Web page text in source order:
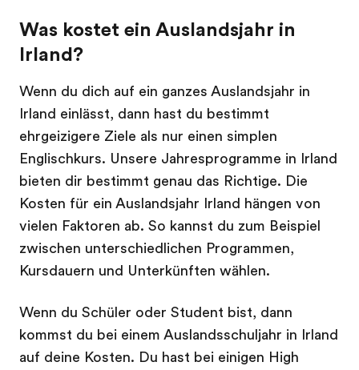
Was kostet ein Auslandsjahr in
Irland?
Wenn du dich auf ein ganzes Auslandsjahr in
Irland einlässt, dann hast du bestimmt
ehrgeizigere Ziele als nur einen simplen
Englischkurs. Unsere Jahresprogramme in Irland
bieten dir bestimmt genau das Richtige. Die
Kosten für ein Auslandsjahr Irland hängen von
vielen Faktoren ab. So kannst du zum Beispiel
zwischen unterschiedlichen Programmen,
Kursdauern und Unterkünften wählen.
Wenn du Schüler oder Student bist, dann
kommst du bei einem Auslandsschuljahr in Irland
auf deine Kosten. Du hast bei einigen High